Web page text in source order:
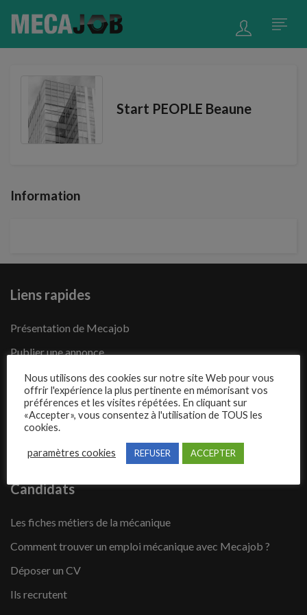
Start PEOPLE Beaune
Information
Liens rapides
Présentation de Mecajob
Publier une annonce
Offres d’emploi
Questions fréquentes
Blog
Contact
Candidats
Les fiches métiers de la mécanique
Comment trouver un emploi mécanique avec Mecajob ?
Déposer un CV
Ils recrutent
Nous utilisons des cookies sur notre site Web pour vous
offrir l'expérience la plus pertinente en mémorisant vos
préférences et les visites répétées. En cliquant sur
«Accepter», vous consentez à l'utilisation de TOUS les
cookies.
paramètres cookies REFUSER ACCEPTER